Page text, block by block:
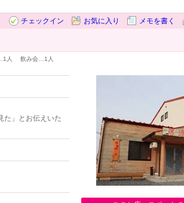
チェックイン お気に入り メモを書く
1人 飲み会… 1人
た」とお伝えいた